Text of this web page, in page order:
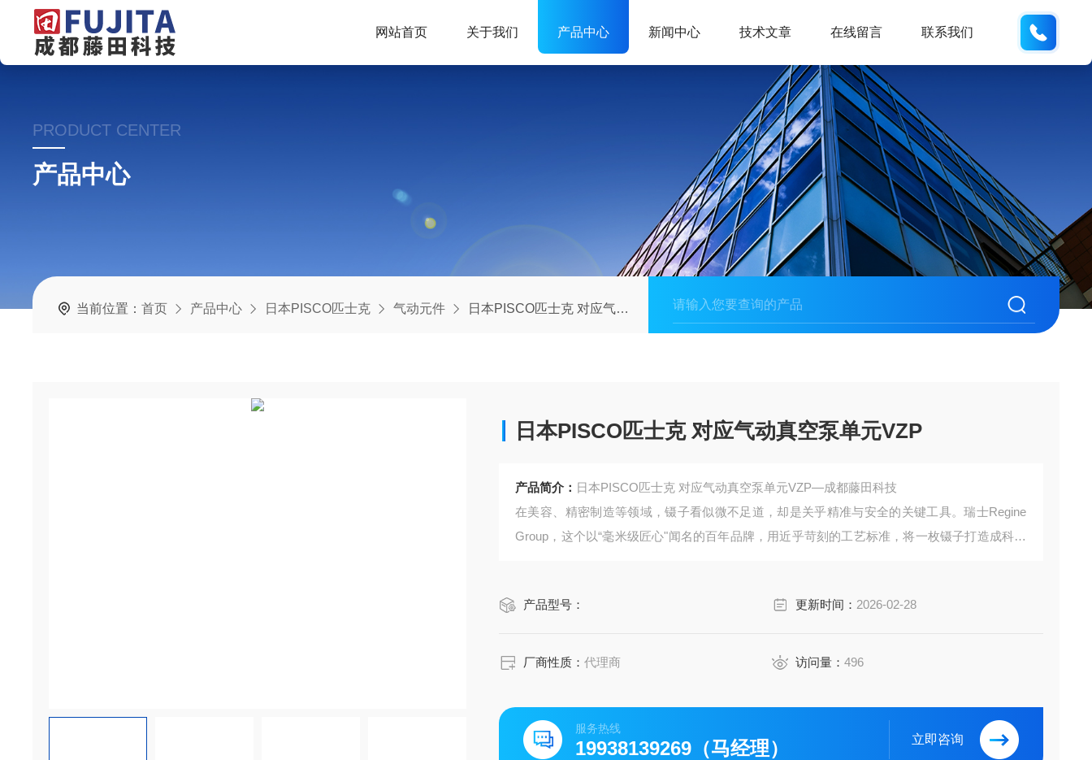
网站首页 关于我们 产品中心 新闻中心 技术文章 在线留言 联系我们
PRODUCT CENTER
产品中心
当前位置：首页 产品中心 日本PISCO匹士克 气动元件 日本PISCO匹士克 对应气动真空泵单元VZP
日本PISCO匹士克 对应气动真空泵单元VZP
产品简介： 日本PISCO匹士克 对应气动真空泵单元VZP—成都藤田科技
在美容、精密制造等领域，镊子看似微不足道，却是关乎精准与安全的关键工具。瑞士Regine
Group，这个以“毫米级匠心"闻名的百年品牌，用近乎苛刻的工艺标准，将一枚镊子打造成科学
产品型号：
更新时间： 2026-02-28
厂商性质：代理商 访问量： 496
服务热线
19938139269（马经理） 立即咨询